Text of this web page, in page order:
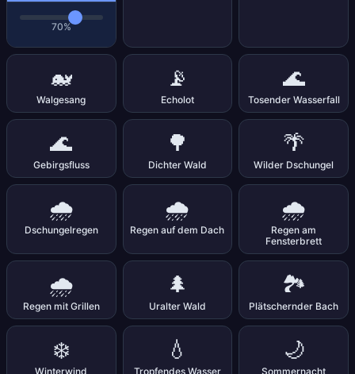
70%
🐋
Walgesang
📡
Echolot
🌊
Tosender Wasserfall
🌊
Gebirgsfluss
🌳
Dichter Wald
🌴
Wilder Dschungel
🌧️
Dschungelregen
🌧️
Regen auf dem Dach
🌧️
Regen am
Fensterbrett
🌧️
Regen mit Grillen
🌲
Uralter Wald
🏞️
Plätschernder Bach
❄️
Winterwind
💧
Tropfendes Wasser
🌙
Sommernacht